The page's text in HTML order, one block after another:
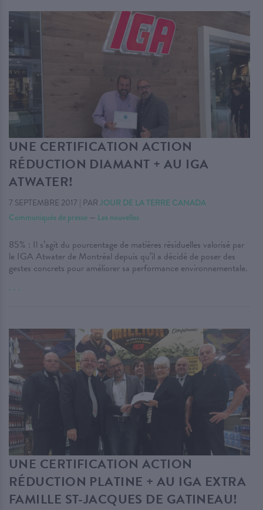
UNE CERTIFICATION ACTION
RÉDUCTION DIAMANT + AU IGA
ATWATER!
7 SEPTEMBRE 2017 | PAR JOUR DE LA TERRE CANADA
Communiqués de presse — Les nouvelles
85% : Il s’agit du pourcentage de matières résiduelles valorisé par
le IGA Atwater de Montréal depuis qu’il a décidé de poser des
gestes concrets pour améliorer sa performance environnementale.
. . .
UNE CERTIFICATION ACTION
RÉDUCTION PLATINE + AU IGA EXTRA
FAMILLE ST-JACQUES DE GATINEAU!